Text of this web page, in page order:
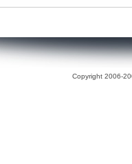
Copyright 2006-